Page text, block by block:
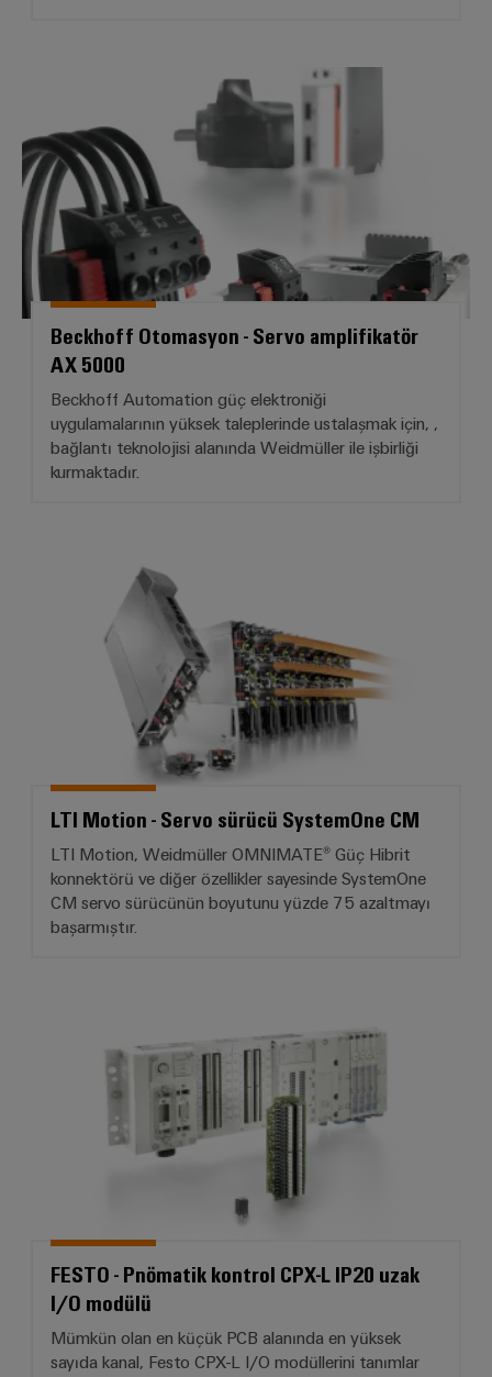
Beckhoff Otomasyon - Servo
Beckhoff Otomasyon - Servo amplifikatör
AX 5000
Beckhoff Automation güç elektroniği
uygulamalarının yüksek taleplerinde ustalaşmak için, ,
bağlantı teknolojisi alanında Weidmüller ile işbirliği
kurmaktadır.
LTI Motion - Servo sürücü SystemOne CM
LTI Motion, Weidmüller OMNIMATE® Güç Hibrit
konnektörü ve diğer özellikler sayesinde SystemOne
CM servo sürücünün boyutunu yüzde 75 azaltmayı
başarmıştır.
FESTO - Pnömatik kontrol CPX-L IP20 uzak
I/O modülü
Mümkün olan en küçük PCB alanında en yüksek
sayıda kanal, Festo CPX-L I/O modüllerini tanımlar